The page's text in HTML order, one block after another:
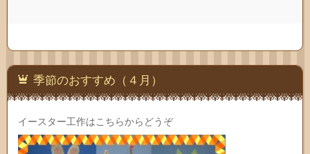
季節のおすすめ（４月）
イースター工作はこちらからどうぞ